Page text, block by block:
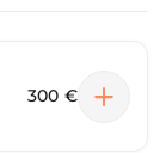
300 €